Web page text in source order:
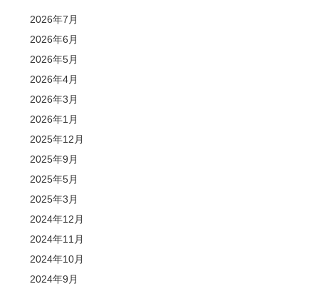
2026年7月
2026年6月
2026年5月
2026年4月
2026年3月
2026年1月
2025年12月
2025年9月
2025年5月
2025年3月
2024年12月
2024年11月
2024年10月
2024年9月